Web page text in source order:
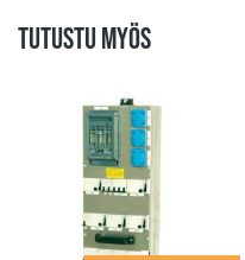
TUTUSTU MYÖS